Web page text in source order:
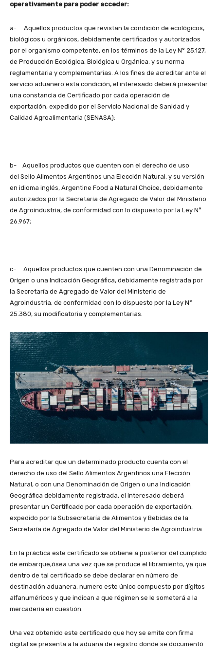
operativamente para poder acceder:
a- Aquellos productos que revistan la condición de ecológicos,
biológicos u orgánicos, debidamente certificados y autorizados
por el organismo competente, en los términos de la Ley N° 25.127,
de Producción Ecológica, Biológica u Orgánica, y su norma
reglamentaria y complementarias. A los fines de acreditar ante el
servicio aduanero esta condición, el interesado deberá presentar
una constancia de Certificado por cada operación de
exportación, expedido por el Servicio Nacional de Sanidad y
Calidad Agroalimentaria (SENASA);
b- Aquellos productos que cuenten con el derecho de uso
del Sello Alimentos Argentinos una Elección Natural, y su versión
en idioma inglés, Argentine Food a Natural Choice, debidamente
autorizados por la Secretaría de Agregado de Valor del Ministerio
de Agroindustria, de conformidad con lo dispuesto por la Ley N°
26.967;
c- Aquellos productos que cuenten con una Denominación de
Origen o una Indicación Geográfica, debidamente registrada por
la Secretaría de Agregado de Valor del Ministerio de
Agroindustria, de conformidad con lo dispuesto por la Ley N°
25.380, su modificatoria y complementarias.
Para acreditar que un determinado producto cuenta con el
derecho de uso del Sello Alimentos Argentinos una Elección
Natural, o con una Denominación de Origen o una Indicación
Geográfica debidamente registrada, el interesado deberá
presentar un Certificado por cada operación de exportación,
expedido por la Subsecretaría de Alimentos y Bebidas de la
Secretaría de Agregado de Valor del Ministerio de Agroindustria.
En la práctica este certificado se obtiene a posterior del cumplido
de embarque,ósea una vez que se produce el libramiento, ya que
dentro de tal certificado se debe declarar en número de
destinación aduanera, numero este único compuesto por dígitos
alfanuméricos y que indican a que régimen se le someterá a la
mercadería en cuestión.
Una vez obtenido este certificado que hoy se emite con firma
digital se presenta a la aduana de registro donde se documentó